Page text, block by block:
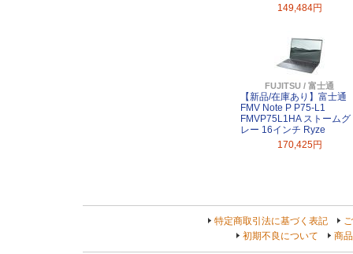
149,484円
FUJITSU / 富士通
【新品/在庫あり】富士通
FMV Note P P75-L1
FMVP75L1HA ストームグ
レー 16インチ Ryze
170,425円
特定商取引法に基づく表記
初期不良について
商